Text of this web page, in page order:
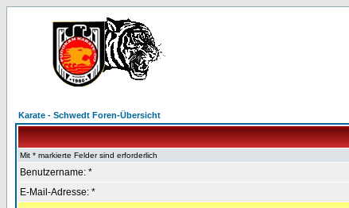
Karate - Schwedt Foren-Übersicht
Mit * markierte Felder sind erforderlich
Benutzername: *
E-Mail-Adresse: *